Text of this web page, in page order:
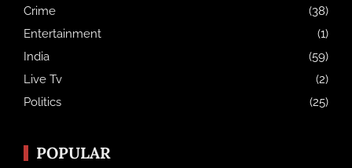
Crime
(38)
Entertainment
(1)
India
(59)
Live Tv
(2)
Politics
(25)
POPULAR